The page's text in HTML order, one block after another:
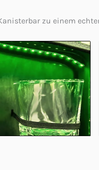
zu einem